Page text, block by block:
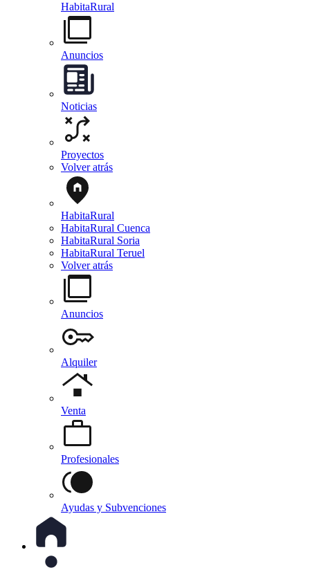
HabitaRural
Anuncios
Noticias
Proyectos
Volver atrás
HabitaRural
HabitaRural Cuenca
HabitaRural Soria
HabitaRural Teruel
Volver atrás
Anuncios
Alquiler
Venta
Profesionales
Ayudas y Subvenciones